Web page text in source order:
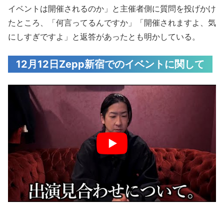
イベントは開催されるのか」と主催者側に質問を投げかけ
たところ、「何言ってるんですか」「開催されますよ、気
にしすぎですよ」と返答があったとも明かしている。
12月12日Zepp新宿でのイベントに関して